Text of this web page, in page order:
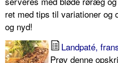
ret med tips til variationer og
og nyd!
Landpaté,
Prøv denne